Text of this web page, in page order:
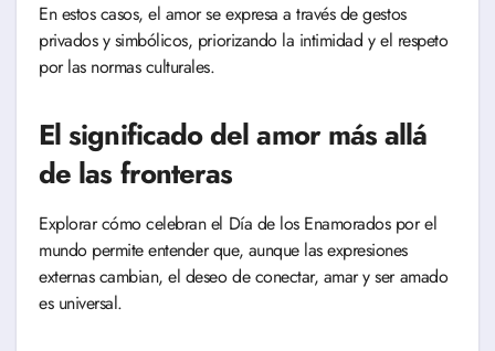
En estos casos, el amor se expresa a través de gestos
privados y simbólicos, priorizando la intimidad y el respeto
por las normas culturales.
El significado del amor más allá
de las fronteras
Explorar cómo celebran el Día de los Enamorados por el
mundo permite entender que, aunque las expresiones
externas cambian, el deseo de conectar, amar y ser amado
es universal.